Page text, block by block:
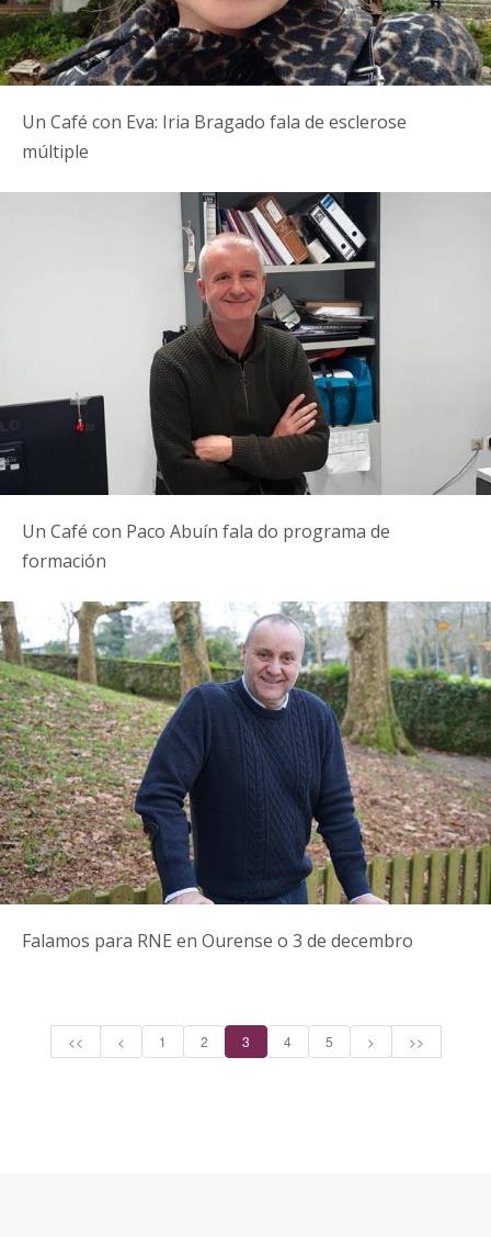
Un Café con Eva: Iria Bragado fala de esclerose
múltiple
Un Café con Paco Abuín fala do programa de
formación
Falamos para RNE en Ourense o 3 de decembro
<< < 1 2 3 4 5 > >>